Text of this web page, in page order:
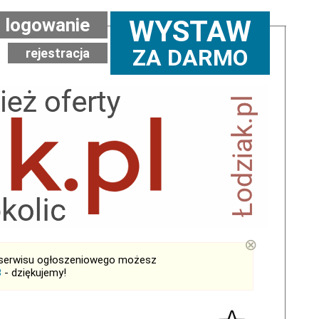
WYSTAW
ZA DARMO
logowanie
rejestracja
ogłoszeniowego możesz
- dziękujemy!
⊗